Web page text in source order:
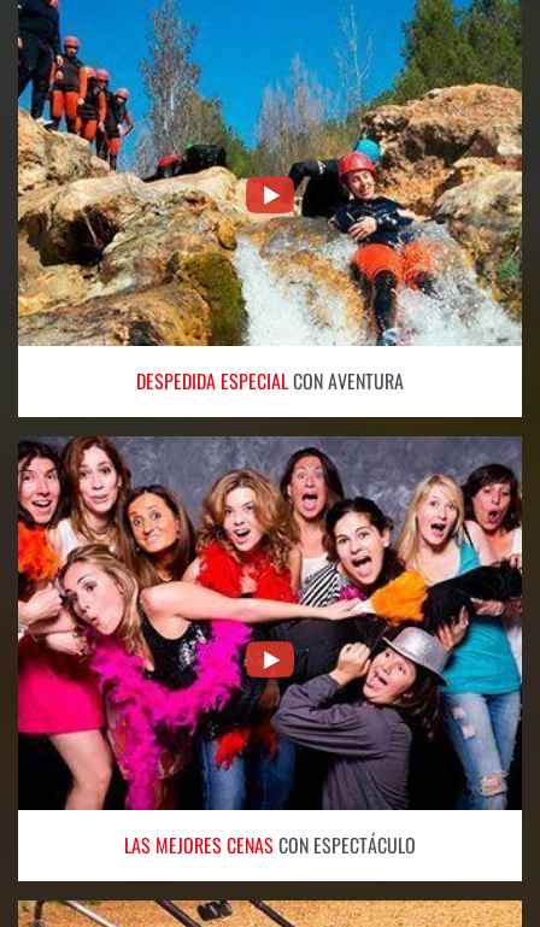
DESPEDIDA ESPECIALCON AVENTURA
LAS MEJORES CENASCON ESPECTÁCULO